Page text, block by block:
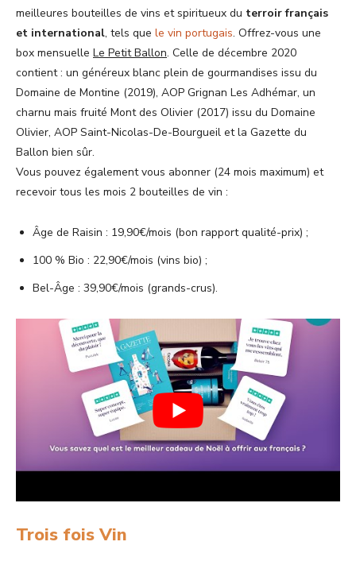
meilleures bouteilles de vins et spiritueux du terroir français
et international, tels que le vin portugais. Offrez-vous une
box mensuelle Le Petit Ballon. Celle de décembre 2020
contient : un généreux blanc plein de gourmandises issu du
Domaine de Montine (2019), AOP Grignan Les Adhémar, un
charnu mais fruité Mont des Olivier (2017) issu du Domaine
Olivier, AOP Saint-Nicolas-De-Bourgueil et la Gazette du
Ballon bien sûr.
Vous pouvez également vous abonner (24 mois maximum) et
recevoir tous les mois 2 bouteilles de vin :
Âge de Raisin : 19,90€/mois (bon rapport qualité-prix) ;
100 % Bio : 22,90€/mois (vins bio) ;
Bel-Âge : 39,90€/mois (grands-crus).
Trois fois Vin